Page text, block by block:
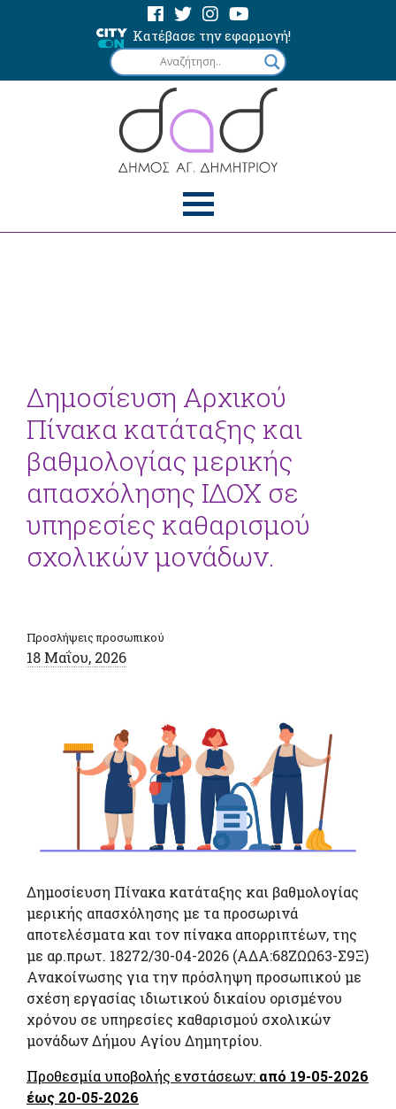
Κατέβασε την εφαρμογή!
Δημοσίευση Αρχικού
Πίνακα κατάταξης και
βαθμολογίας μερικής
απασχόλησης ΙΔΟΧ σε
υπηρεσίες καθαρισμού
σχολικών μονάδων.
Προσλήψεις προσωπικού
18 Μαΐου, 2026
Δημοσίευση Πίνακα κατάταξης και βαθμολογίας
μερικής απασχόλησης με τα προσωρινά
αποτελέσματα και τον πίνακα απορριπτέων, της
με αρ.πρωτ. 18272/30-04-2026 (ΑΔΑ:68ΖΩΩ63-Σ9Ξ)
Ανακοίνωσης για την πρόσληψη προσωπικού με
σχέση εργασίας ιδιωτικού δικαίου ορισμένου
χρόνου σε υπηρεσίες καθαρισμού σχολικών
μονάδων Δήμου Αγίου Δημητρίου.
Προθεσμία υποβολής ενστάσεων: από 19-05-2026
έως 20-05-2026